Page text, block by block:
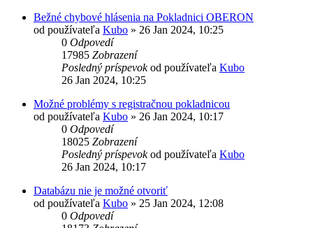
Bežné chybové hlásenia na Pokladnici OBERON
od používateľa Kubo » 26 Jan 2024, 10:25
0 Odpovedí
17985 Zobrazení
Posledný príspevokod používateľa Kubo
26 Jan 2024, 10:25
Možné problémy s registračnou pokladnicou
od používateľa Kubo » 26 Jan 2024, 10:17
0 Odpovedí
18025 Zobrazení
Posledný príspevokod používateľa Kubo
26 Jan 2024, 10:17
Databázu nie je možné otvoriť
od používateľa Kubo » 25 Jan 2024, 12:08
0 Odpovedí